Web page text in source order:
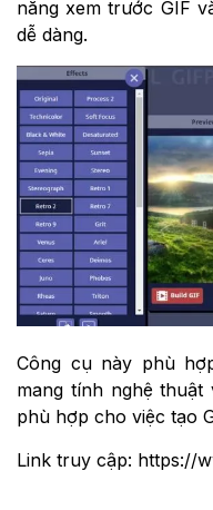
năng xem trước GIF
dễ dàng.
Công cụ này phù
mang tính nghệ
phù hợp cho việc tạo
Link truy cập: https://